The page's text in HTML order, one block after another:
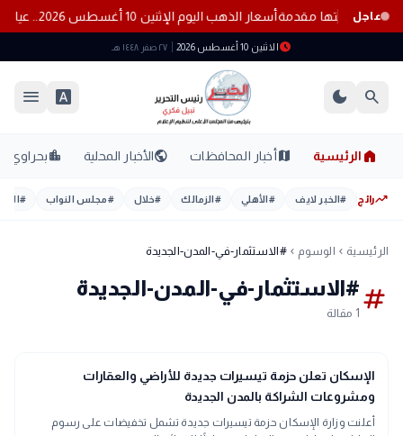
عاجل أسعار الذهب اليوم الإثنين 10 أغسطس 2026.. عيار 21 عند 6125 جنيهًا
scheduleالاثنين 10 أغسطس 2026 ٢٧ صفر ١٤٤٨ هـ
search
dark_mode
font_download
menu
home الرئيسية mapأخبار المحافظات publicالأخبار المحلية location_cityبحراوي
trending_upرائج #الخبر لايف #الأهلي #الزمالك #خلال #مجلس النواب #
الرئيسية chevron_left الوسوم chevron_left#الاستثمار-في-المدن-الجديدة
tag#الاستثمار-في-المدن-الجديدة
1 مقالة
public
الأخبار المحلية
الإسكان تعلن حزمة تيسيرات جديدة للأراضي والعقارات
ومشروعات الشراكة بالمدن الجديدة
أعلنت وزارة الإسكان حزمة تيسيرات جديدة تشمل تخفيضات على رسوم